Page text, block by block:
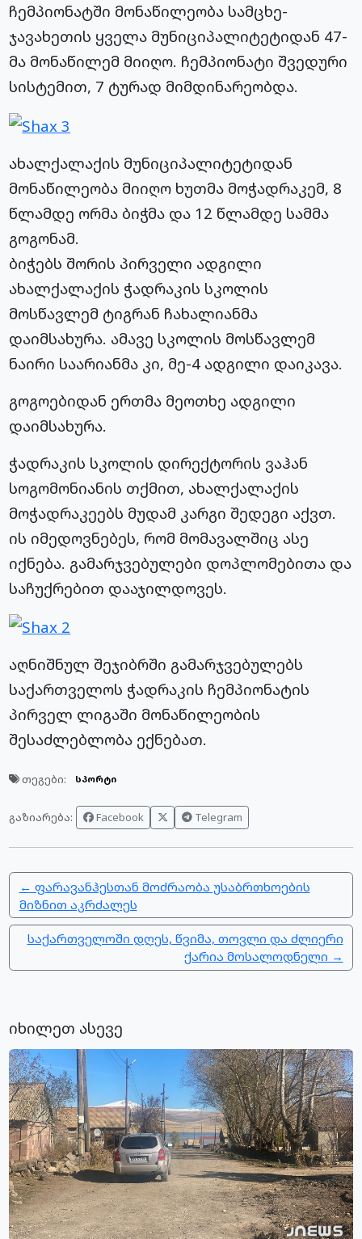
ჩემპიონატში მონაწილეობა სამცხე-
ჯავახეთის ყველა მუნიციპალიტეტიდან 47-
მა მონაწილემ მიიღო. ჩემპიონატი შვედური
სისტემით, 7 ტურად მიმდინარეობდა.
ახალქალაქის მუნიციპალიტეტიდან
მონაწილეობა მიიღო ხუთმა მოჭადრაკემ, 8
წლამდე ორმა ბიჭმა და 12 წლამდე სამმა
გოგონამ.
ბიჭებს შორის პირველი ადგილი
ახალქალაქის ჭადრაკის სკოლის
მოსწავლემ ტიგრან ჩახალიანმა
დაიმსახურა. ამავე სკოლის მოსწავლემ
ნაირი საარიანმა კი, მე-4 ადგილი დაიკავა.
გოგოებიდან ერთმა მეოთხე ადგილი
დაიმსახურა.
ჭადრაკის სკოლის დირექტორის ვაჰან
სოგომონიანის თქმით, ახალქალაქის
მოჭადრაკეებს მუდამ კარგი შედეგი აქვთ.
ის იმედოვნებეს, რომ მომავალშიც ასე
იქნება. გამარჯვებულები დოპლომებითა და
საჩუქრებით დააჯილდოვეს.
აღნიშნულ შეჯიბრში გამარჯვებულებს
საქართველოს ჭადრაკის ჩემპიონატის
პირველ ლიგაში მონაწილეობის
შესაძლებლობა ექნებათ.
თეგები: სპორტი
გაზიარება: Facebook Telegram
← ფარავანჰესთან მოძრაობა უსაბრთხოების
მიზნით აკრძალეს
საქართველოში დღეს, წვიმა, თოვლი და ძლიერი
ქარია მოსალოდნელი →
იხილეთ ასევე